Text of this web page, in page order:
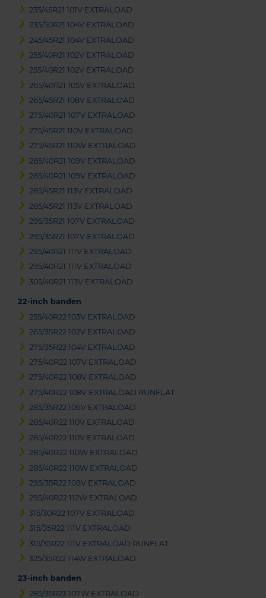
235/45R21 101V EXTRALOAD
235/50R21 104V EXTRALOAD
245/45R21 104V EXTRALOAD
255/40R21 102V EXTRALOAD
255/40R21 102V EXTRALOAD
265/40R21 105V EXTRALOAD
265/45R21 108V EXTRALOAD
275/40R21 107V EXTRALOAD
275/45R21 110V EXTRALOAD
275/45R21 110W EXTRALOAD
285/40R21 109V EXTRALOAD
285/40R21 109V EXTRALOAD
285/45R21 113V EXTRALOAD
285/45R21 113V EXTRALOAD
295/35R21 107V EXTRALOAD
295/35R21 107V EXTRALOAD
295/40R21 111V EXTRALOAD
295/40R21 111V EXTRALOAD
305/40R21 113V EXTRALOAD
22-inch banden
255/40R22 103V EXTRALOAD
265/35R22 102V EXTRALOAD
275/35R22 104V EXTRALOAD
275/40R22 107V EXTRALOAD
275/40R22 108V EXTRALOAD
275/40R22 108V EXTRALOAD RUNFLAT
285/35R22 106V EXTRALOAD
285/40R22 110V EXTRALOAD
285/40R22 110V EXTRALOAD
285/40R22 110W EXTRALOAD
285/40R22 110W EXTRALOAD
295/35R22 108V EXTRALOAD
295/40R22 112W EXTRALOAD
315/30R22 107V EXTRALOAD
315/35R22 111V EXTRALOAD
315/35R22 111V EXTRALOAD RUNFLAT
325/35R22 114W EXTRALOAD
23-inch banden
285/35R23 107W EXTRALOAD